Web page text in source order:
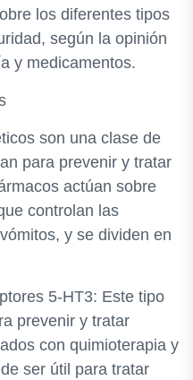
los diferentes tipos
según la opinión
y medicamentos.
son una clase de
para prevenir y tratar
actúan sobre
controlan las
y se dividen en
5-HT3: Este tipo
prevenir y tratar
con quimioterapia y
ser útil para tratar